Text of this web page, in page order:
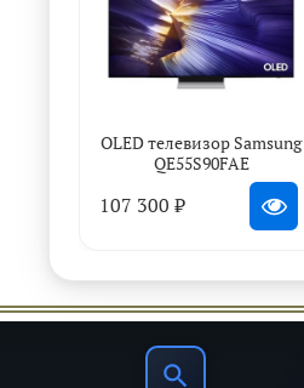
OLED телевизор Samsung
QE55S90FAE
107 300 ₽